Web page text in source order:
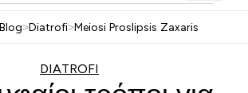
>Diatrofi>Meiosi Proslipsis Zaxaris
DIATROFI